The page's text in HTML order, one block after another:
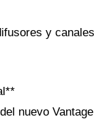
y
nuevo